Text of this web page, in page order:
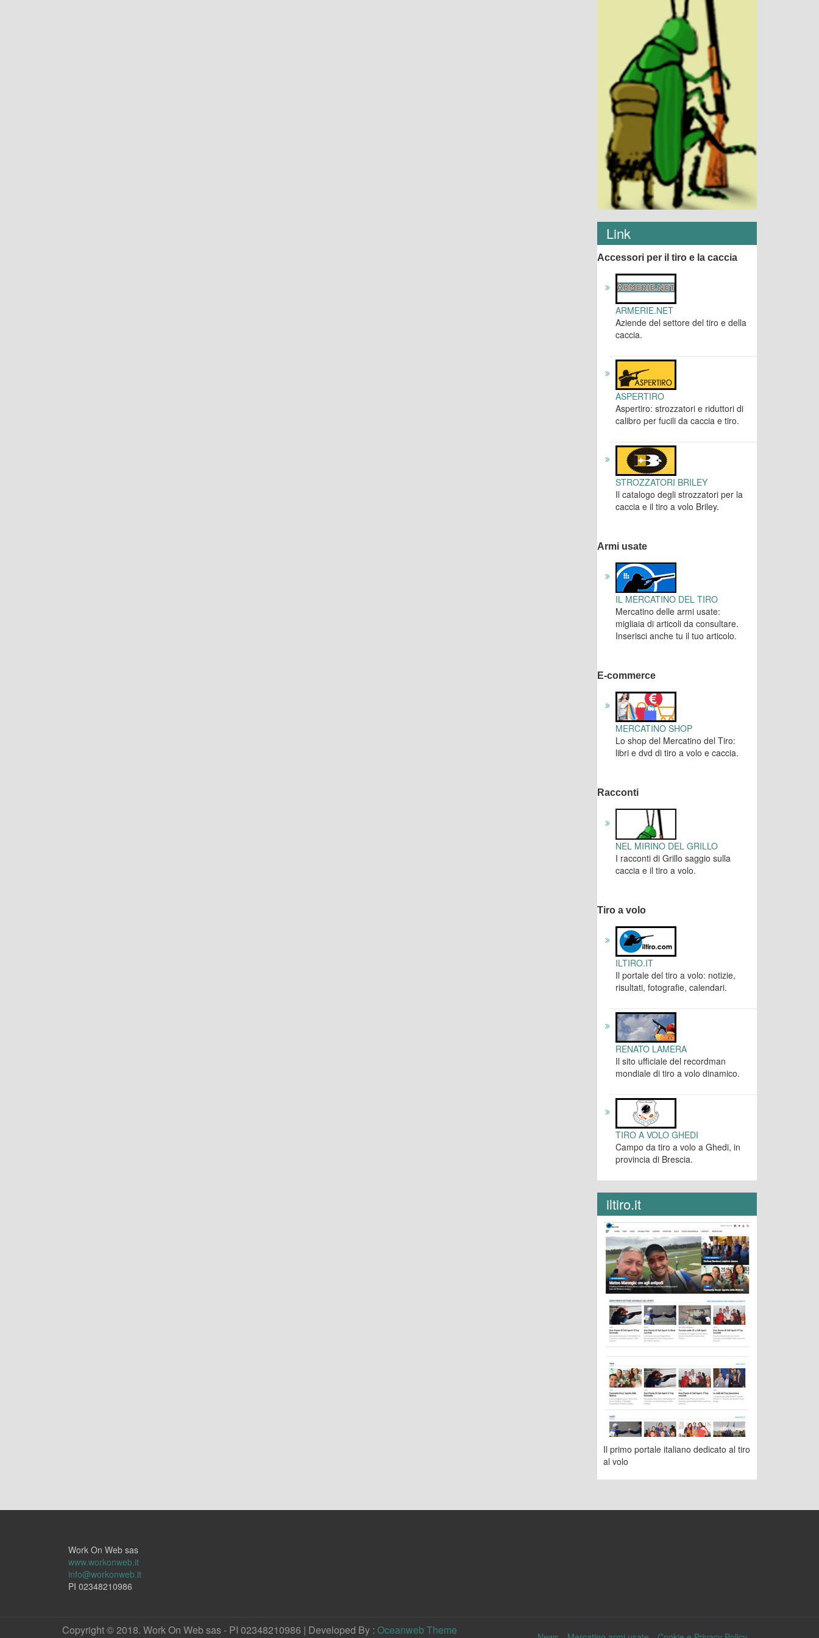
Link
Accessori per il tiro e la caccia
ARMERIE.NET
Aziende del settore del tiro e della
caccia.
ASPERTIRO
Aspertiro: strozzatori e riduttori di
calibro per fucili da caccia e tiro.
STROZZATORI BRILEY
Il catalogo degli strozzatori per la
caccia e il tiro a volo Briley.
Armi usate
IL MERCATINO DEL TIRO
Mercatino delle armi usate:
migliaia di articoli da consultare.
Inserisci anche tu il tuo articolo.
E-commerce
MERCATINO SHOP
Lo shop del Mercatino del Tiro:
libri e dvd di tiro a volo e caccia.
Racconti
NEL MIRINO DEL GRILLO
I racconti di Grillo saggio sulla
caccia e il tiro a volo.
Tiro a volo
ILTIRO.IT
Il portale del tiro a volo: notizie,
risultati, fotografie, calendari.
RENATO LAMERA
Il sito ufficiale del recordman
mondiale di tiro a volo dinamico.
TIRO A VOLO GHEDI
Campo da tiro a volo a Ghedi, in
provincia di Brescia.
iltiro.it
Il primo portale italiano dedicato al tiro
al volo
Work On Web sas
www.workonweb.it
info@workonweb.it
PI 02348210986
Copyright © 2018. Work On Web sas - PI 02348210986 | Developed By : Oceanweb Theme